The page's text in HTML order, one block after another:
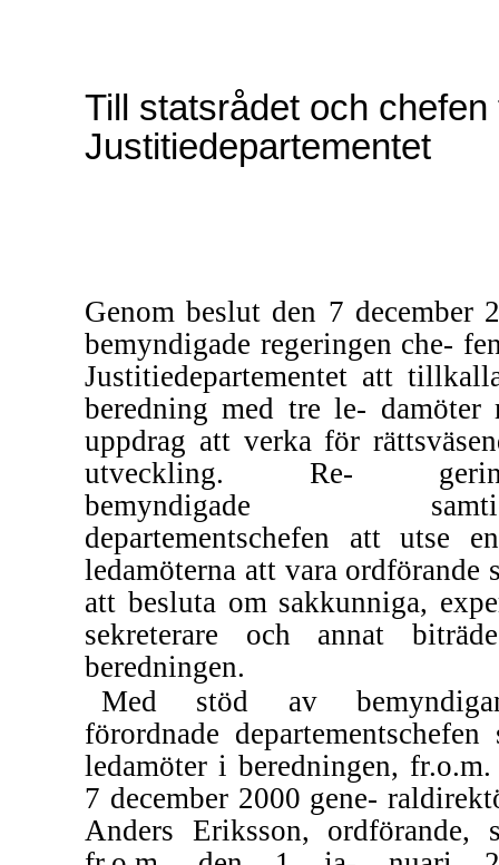
Till statsrådet och chefen
Justitiedepartementet
Genom beslut den 7 december
bemyndigade regeringen che-
Justitiedepartementet att
beredning med tre le- damöter
uppdrag att verka för
utveckling. Re-
bemyndigade
departementschefen att utse
ledamöterna att vara ordförande
att besluta om sakkunniga,
sekreterare och annat
beredningen.
Med stöd av
förordnade departementschefen
ledamöter i beredningen, fr.o.m.
7 december 2000 gene-
Anders Eriksson, ordförande,